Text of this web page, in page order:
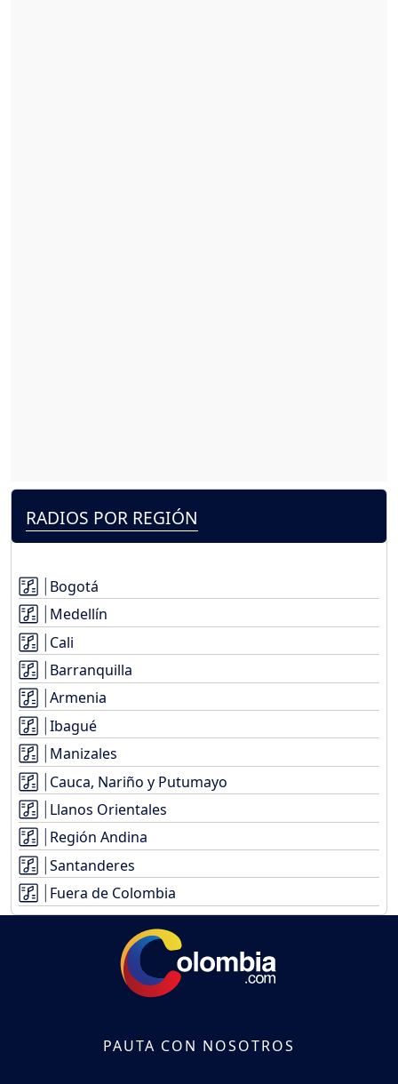
RADIOS POR REGIÓN
Bogotá
Medellín
Cali
Barranquilla
Armenia
Ibagué
Manizales
Cauca, Nariño y Putumayo
Llanos Orientales
Región Andina
Santanderes
Fuera de Colombia
PAUTA CON NOSOTROS